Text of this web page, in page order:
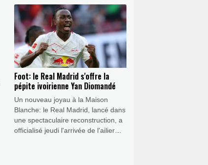
conservé le maillot jaune à la veille
de l'étape reine menant vendredi au
sommet du Mont Ventoux.
Foot: le Real Madrid s'offre la
pépite ivoirienne Yan Diomandé
Un nouveau joyau à la Maison
Blanche: le Real Madrid, lancé dans
une spectaculaire reconstruction, a
officialisé jeudi l'arrivée de l'ailier